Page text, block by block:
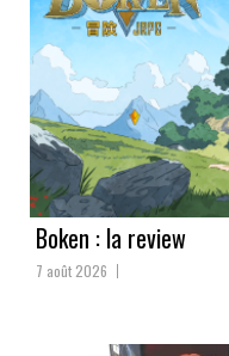
Boken : la review
7 août 2026